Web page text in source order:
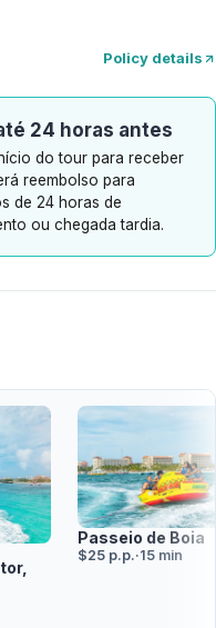
Policy details
24 horas antes
do tour para receber
reembolso para
de 24 horas de
ou chegada tardia.
Passeio de Boia
$25 p.p.·15 min